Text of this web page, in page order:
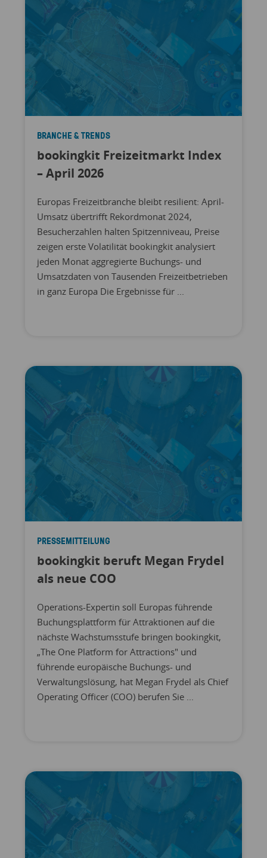
BRANCHE & TRENDS
bookingkit Freizeitmarkt Index
– April 2026
Europas Freizeitbranche bleibt resilient: April-
Umsatz übertrifft Rekordmonat 2024,
Besucherzahlen halten Spitzenniveau, Preise
zeigen erste Volatilität bookingkit analysiert
jeden Monat aggregierte Buchungs- und
Umsatzdaten von Tausenden Freizeitbetrieben
in ganz Europa Die Ergebnisse für ...
PRESSEMITTEILUNG
bookingkit beruft Megan Frydel
als neue COO
Operations-Expertin soll Europas führende
Buchungsplattform für Attraktionen auf die
nächste Wachstumsstufe bringen bookingkit,
„The One Platform for Attractions" und
führende europäische Buchungs- und
Verwaltungslösung, hat Megan Frydel als Chief
Operating Officer (COO) berufen Sie ...